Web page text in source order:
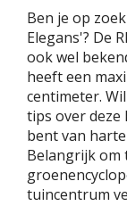
Ben je op
Elegans'? De
ook wel
heeft een
centimeter.
tips over deze
bent van
Belangrijk om
tuincentrum